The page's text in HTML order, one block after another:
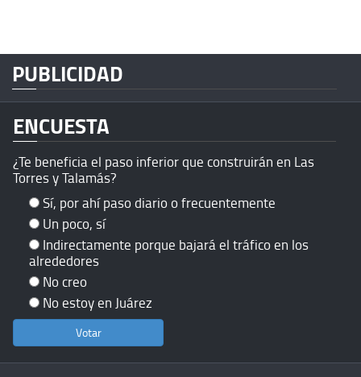
PUBLICIDAD
ENCUESTA
¿Te beneficia el paso inferior que construirán en Las
Torres y Talamás?
Sí, por ahí paso diario o frecuentemente
Un poco, sí
Indirectamente porque bajará el tráfico en los
alrededores
No creo
No estoy en Juárez